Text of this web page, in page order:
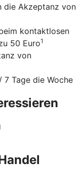
die Akzeptanz von
kontaktlosen
50 Euro1
von
7 Tage die Woche